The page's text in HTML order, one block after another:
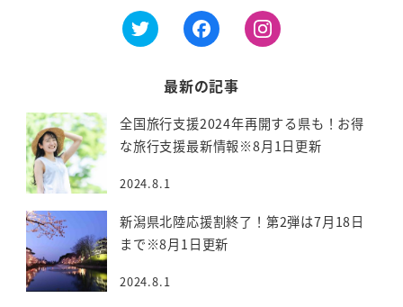
最新の記事
全国旅行支援2024年再開する県も！お得
な旅行支援最新情報※8月1日更新
2024.8.1
新潟県北陸応援割終了！第2弾は7月18日
まで※8月1日更新
2024.8.1